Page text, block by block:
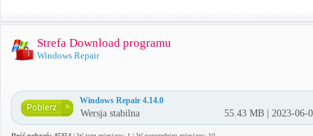
Strefa Download programu
Windows Repair
Windows Repair 4.14.0
Wersja stabilna 55.43 MB | 2023-06-